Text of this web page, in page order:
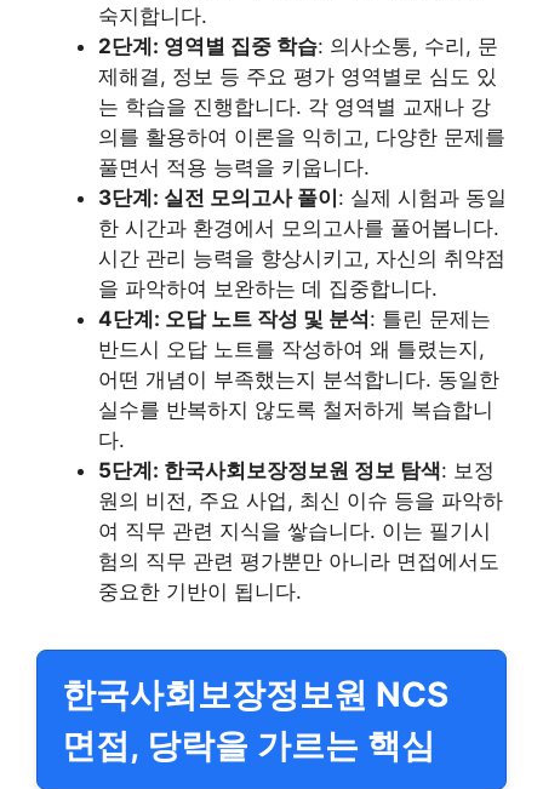
숙지합니다.
2단계: 영역별 집중 학습: 의사소통, 수리, 문
제해결, 정보 등 주요 평가 영역별로 심도 있
는 학습을 진행합니다. 각 영역별 교재나 강
의를 활용하여 이론을 익히고, 다양한 문제를
풀면서 적용 능력을 키웁니다.
3단계: 실전 모의고사 풀이 : 실제 시험과 동일
한 시간과 환경에서 모의고사를 풀어봅니다.
시간 관리 능력을 향상시키고, 자신의 취약점
을 파악하여 보완하는 데 집중합니다.
4단계: 오답 노트 작성 및 분석 : 틀린 문제는
반드시 오답 노트를 작성하여 왜 틀렸는지,
어떤 개념이 부족했는지 분석합니다. 동일한
실수를 반복하지 않도록 철저하게 복습합니
다.
5단계: 한국사회보장정보원 정보 탐색: 보정
원의 비전, 주요 사업, 최신 이슈 등을 파악하
여 직무 관련 지식을 쌓습니다. 이는 필기시
험의 직무 관련 평가뿐만 아니라 면접에서도
중요한 기반이 됩니다.
한국사회보장정보원 NCS
면접, 당락을 가르는 핵심